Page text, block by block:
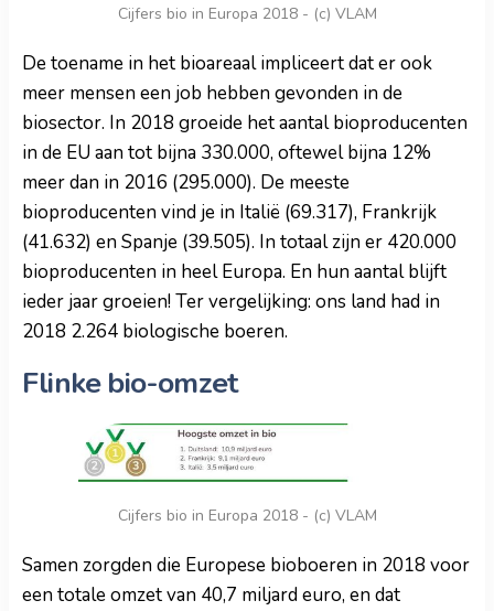
Cijfers bio in Europa 2018 - (c) VLAM
De toename in het bioareaal impliceert dat er ook
meer mensen een job hebben gevonden in de
biosector. In 2018 groeide het aantal bioproducenten
in de EU aan tot bijna 330.000, oftewel bijna 12%
meer dan in 2016 (295.000). De meeste
bioproducenten vind je in Italië (69.317), Frankrijk
(41.632) en Spanje (39.505). In totaal zijn er 420.000
bioproducenten in heel Europa. En hun aantal blijft
ieder jaar groeien! Ter vergelijking: ons land had in
2018 2.264 biologische boeren.
Flinke bio-omzet
Cijfers bio in Europa 2018 - (c) VLAM
Samen zorgden die Europese bioboeren in 2018 voor
een totale omzet van 40,7 miljard euro, en dat